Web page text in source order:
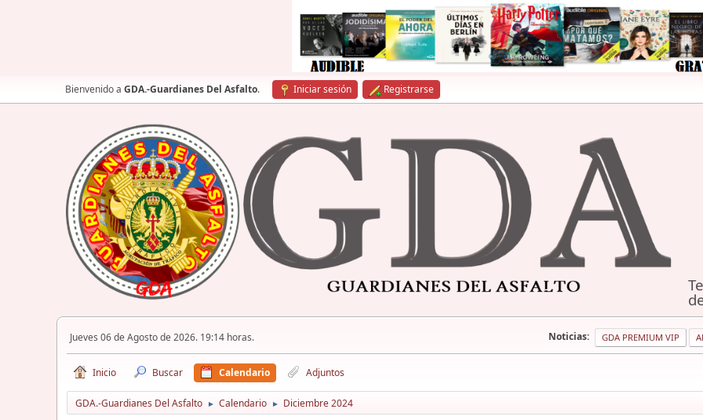
Bienvenido a GDA.-Guardianes Del Asfalto. Iniciar sesión Registrarse
Jueves 06 de Agosto de 2026. 19:14 horas. Noticias: GDA PREMIUM VIP
Inicio Buscar Calendario Adjuntos
GDA.-Guardianes Del Asfalto ► Calendario ► Diciembre 2024